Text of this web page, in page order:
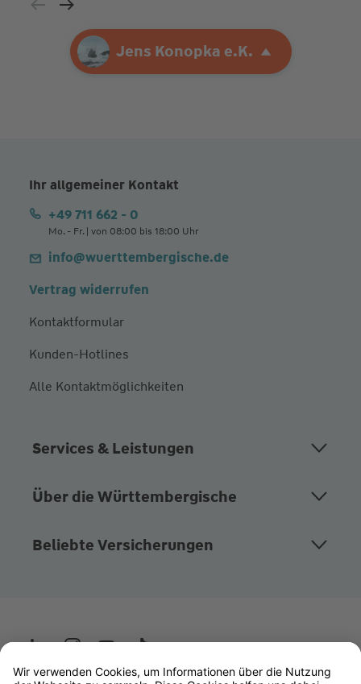
Ihre AgenturJens Konopka e.K.
Jens Konopka e.K.
Ihr allgemeiner Kontakt
+49 711 662 - 0
Mo. - Fr. | von 08:00 bis 18:00 Uhr
info@wuerttembergische.de
Vertrag widerrufen
Kontaktformular
Kunden-Hotlines
Alle Kontaktmöglichkeiten
Services & Leistungen
Über die Württembergische
Beliebte Versicherungen